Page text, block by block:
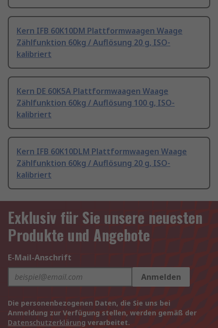
Kern IFB 60K10DM Plattformwaagen Waage
Zählfunktion 60kg / Auflösung 20 g, ISO-
kalibriert
Kern DE 60K5A Plattformwaagen Waage
Zählfunktion 60kg / Auflösung 100 g, ISO-
kalibriert
Kern IFB 60K10DLM Plattformwaagen Waage
Zählfunktion 60kg / Auflösung 20 g, ISO-
kalibriert
Exklusiv für Sie unsere neuesten
Produkte und Angebote
E-Mail-Anschrift
Anmelden
Die personenbezogenen Daten, die Sie uns bei
Anmeldung zur Verfügung stellen, werden gemäß der
Datenschutzerklärung verarbeitet.